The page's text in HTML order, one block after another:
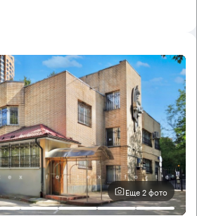
Еще 2 фото